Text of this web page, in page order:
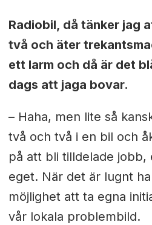
Radiobil, då tänker jag
två och äter
ett larm och då är det
dags att jaga bovar.
– Haha, men lite så
två och två i en bil och
på att bli tilldelade
eget. När det är lugnt
möjlighet att ta egna
vår lokala problembild.